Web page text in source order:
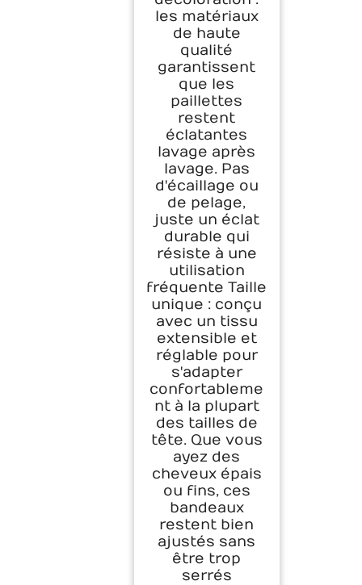
les matériaux
de haute
qualité
garantissent
que les
paillettes
restent
éclatantes
lavage après
lavage. Pas
d'écaillage ou
de pelage,
juste un éclat
durable qui
résiste à une
utilisation
fréquente Taille
unique : conçu
avec un tissu
extensible et
réglable pour
s'adapter
confortableme
nt à la plupart
des tailles de
tête. Que vous
ayez des
cheveux épais
ou fins, ces
bandeaux
restent bien
ajustés sans
être trop
serrés